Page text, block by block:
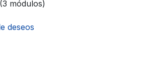
módulos)
deseos